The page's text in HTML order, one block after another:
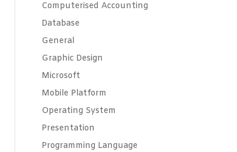
Computerised Accounting
Database
General
Graphic Design
Microsoft
Mobile Platform
Operating System
Presentation
Programming Language